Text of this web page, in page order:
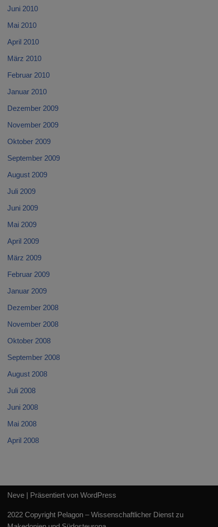
Juni 2010
Mai 2010
April 2010
März 2010
Februar 2010
Januar 2010
Dezember 2009
November 2009
Oktober 2009
September 2009
August 2009
Juli 2009
Juni 2009
Mai 2009
April 2009
März 2009
Februar 2009
Januar 2009
Dezember 2008
November 2008
Oktober 2008
September 2008
August 2008
Juli 2008
Juni 2008
Mai 2008
April 2008
Neve | Präsentiert von WordPress
2022 Copyright Pelagon – Wissenschaftlicher Dienst zu